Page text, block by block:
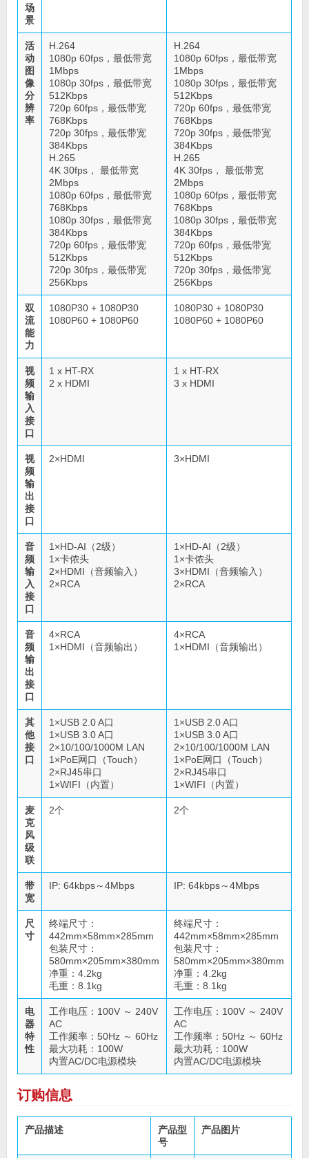
场
景
活
动
图
像
分
辨
率
H.264
1080p 60fps，最低带宽
1Mbps
1080p 30fps，最低带宽
512Kbps
720p 60fps，最低带宽
768Kbps
720p 30fps，最低带宽
384Kbps
H.265
4K 30fps， 最低带宽
2Mbps
1080p 60fps，最低带宽
768Kbps
1080p 30fps，最低带宽
384Kbps
720p 60fps，最低带宽
512Kbps
720p 30fps，最低带宽
256Kbps
H.264
1080p 60fps，最低带宽
1Mbps
1080p 30fps，最低带宽
512Kbps
720p 60fps，最低带宽
768Kbps
720p 30fps，最低带宽
384Kbps
H.265
4K 30fps， 最低带宽
2Mbps
1080p 60fps，最低带宽
768Kbps
1080p 30fps，最低带宽
384Kbps
720p 60fps，最低带宽
512Kbps
720p 30fps，最低带宽
256Kbps
双
流
能
力
1080P30 + 1080P30
1080P60 + 1080P60
1080P30 + 1080P30
1080P60 + 1080P60
视
频
输
入
接
口
1 x HT-RX
2 x HDMI
1 x HT-RX
3 x HDMI
视
频
输
出
接
口
2×HDMI 3×HDMI
音
频
输
入
接
口
1×HD-AI（2级）
1×卡侬头
2×HDMI（音频输入）
2×RCA
1×HD-AI（2级）
1×卡侬头
3×HDMI（音频输入）
2×RCA
音
频
输
出
接
口
4×RCA
1×HDMI（音频输出）
4×RCA
1×HDMI（音频输出）
其
他
接
口
1×USB 2.0 A口
1×USB 3.0 A口
2×10/100/1000M LAN
1×PoE网口（Touch）
2×RJ45串口
1×WIFI（内置）
1×USB 2.0 A口
1×USB 3.0 A口
2×10/100/1000M LAN
1×PoE网口（Touch）
2×RJ45串口
1×WIFI（内置）
麦
克
风
级
联
2个 2个
带
宽
IP: 64kbps～4Mbps IP: 64kbps～4Mbps
尺
寸
终端尺寸：
442mm×58mm×285mm
包装尺寸：
580mm×205mm×380mm
净重：4.2kg
毛重：8.1kg
终端尺寸：
442mm×58mm×285mm
包装尺寸：
580mm×205mm×380mm
净重：4.2kg
毛重：8.1kg
电
器
特
性
工作电压：100V ～ 240V
AC
工作频率：50Hz ～ 60Hz
最大功耗：100W
内置AC/DC电源模块
工作电压：100V ～ 240V
AC
工作频率：50Hz ～ 60Hz
最大功耗：100W
内置AC/DC电源模块
订购信息
产品描述
产品型
号
产品图片